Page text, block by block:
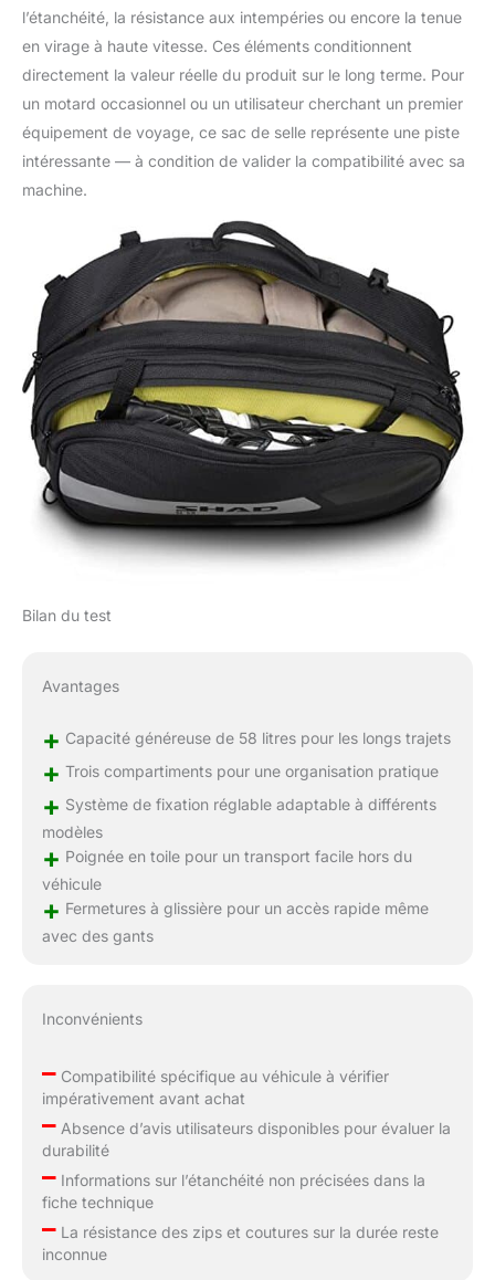
l’étanchéité, la résistance aux intempéries ou encore la tenue
en virage à haute vitesse. Ces éléments conditionnent
directement la valeur réelle du produit sur le long terme. Pour
un motard occasionnel ou un utilisateur cherchant un premier
équipement de voyage, ce sac de selle représente une piste
intéressante — à condition de valider la compatibilité avec sa
machine.
Bilan du test
Avantages
+ Capacité généreuse de 58 litres pour les longs trajets
+ Trois compartiments pour une organisation pratique
+ Système de fixation réglable adaptable à différents
modèles
+ Poignée en toile pour un transport facile hors du
véhicule
+ Fermetures à glissière pour un accès rapide même
avec des gants
Inconvénients
–Compatibilité spécifique au véhicule à vérifier
impérativement avant achat
–Absence d’avis utilisateurs disponibles pour évaluer la
durabilité
–Informations sur l’étanchéité non précisées dans la
fiche technique
–La résistance des zips et coutures sur la durée reste
inconnue